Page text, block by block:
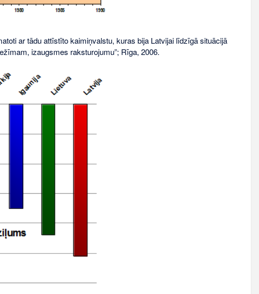
ar tādu attīstīto kaimiņvalstu, kuras bija Latvijai līdzīgā situācijā
izaugsmes raksturojumu”; Rīga, 2006.